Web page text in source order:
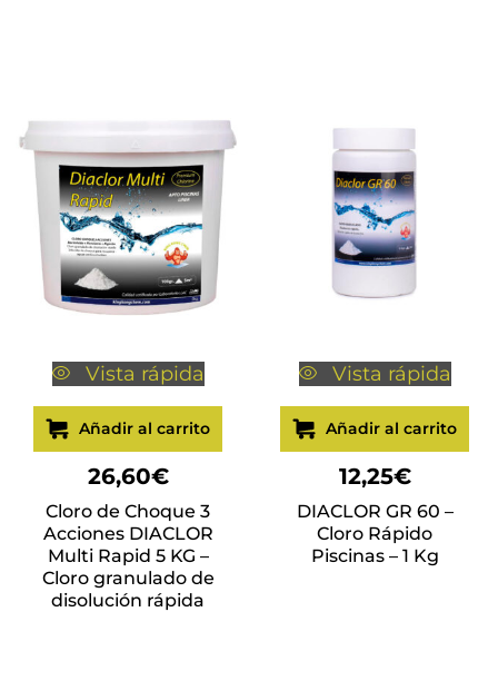
Vista rápida
Añadir al carrito
26,60€
Cloro de Choque 3
Acciones DIACLOR
Multi Rapid 5 KG –
Cloro granulado de
disolución rápida
Vista rápida
Añadir al carrito
12,25€
DIACLOR GR 60 –
Cloro Rápido
Piscinas – 1 Kg